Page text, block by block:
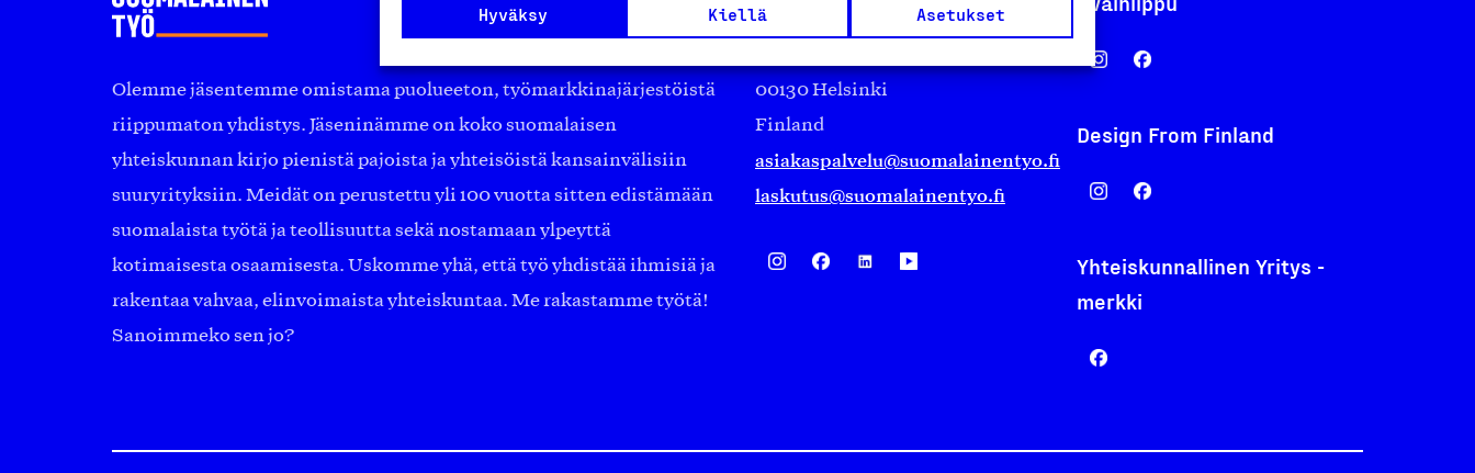
Hyväksy Kiellä Asetukset
Olemme jäsentemme omistama puolueeton, työmarkkinajärjestöistä
riippumaton yhdistys. Jäseninämme on koko suomalaisen
yhteiskunnan kirjo pienistä pajoista ja yhteisöistä kansainvälisiin
suuryrityksiin. Meidät on perustettu yli 100 vuotta sitten edistämään
suomalaista työtä ja teollisuutta sekä nostamaan ylpeyttä
kotimaisesta osaamisesta. Uskomme yhä, että työ yhdistää ihmisiä ja
rakentaa vahvaa, elinvoimaista yhteiskuntaa. Me rakastamme työtä!
Sanoimmeko sen jo?
00130 Helsinki
Finland
asiakaspalvelu@suomalainentyo.fi
laskutus@suomalainentyo.fi
Design From Finland
Yhteiskunnallinen Yritys -
merkki